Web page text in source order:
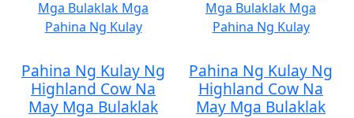
Pahina Ng Kulay Ng
Highland Cow Na
May Mga Bulaklak
Pahina Ng Kulay Ng
Highland Cow Na
May Mga Bulaklak